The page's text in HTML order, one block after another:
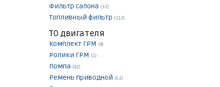
Фильтр салона (32)
Топливный фильтр (113)
ТО двигателя
Комплект ГРМ (8)
Ролики ГРМ (1)
Помпа (82)
Ремень приводной (62)